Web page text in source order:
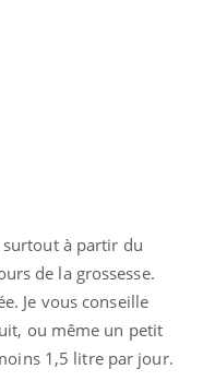
surtout à partir du
de la grossesse.
Je vous conseille
ou même un petit
1,5 litre par jour.